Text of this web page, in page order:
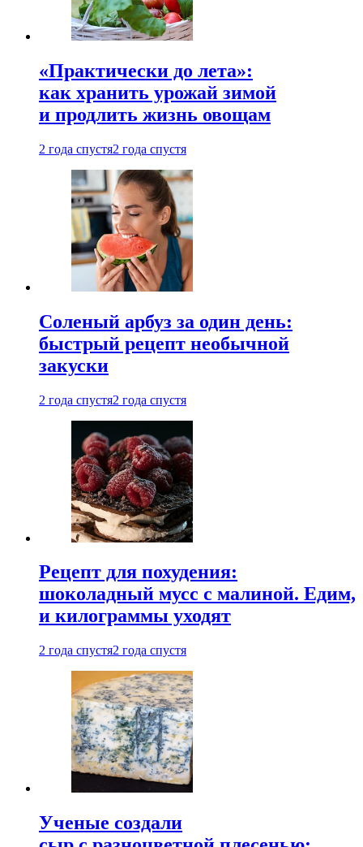
«Практически до лета»:
как хранить урожай зимой
и продлить жизнь овощам
2 года спустя2 года спустя
Соленый арбуз за один день:
быстрый рецепт необычной
закуски
2 года спустя2 года спустя
Рецепт для похудения:
шоколадный мусс с малиной. Едим,
и килограммы уходят
2 года спустя2 года спустя
Ученые создали